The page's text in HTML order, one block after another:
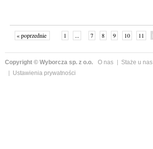
« poprzednie 1 ... 7 8 9 10 11
Copyright © Wyborcza sp. z o.o. O nas Staże u nas
Ustawienia prywatności